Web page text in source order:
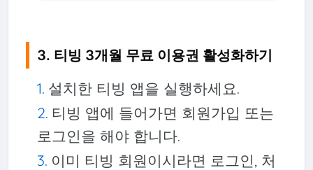
3. 티빙 3개월 무료 이용권 활성화하기
설치한 티빙 앱을 실행하세요.
티빙 앱에 들어가면 회원가입 또는
로그인을 해야 합니다.
이미 티빙 회원이시라면 로그인, 처